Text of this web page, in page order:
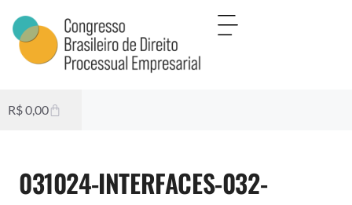
R$0,00
031024-INTERFACES-032-